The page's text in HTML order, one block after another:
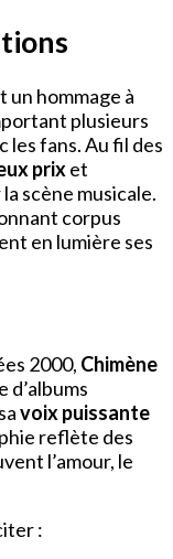
un hommage à
plusieurs
les fans. Au fil des
prixet
scène musicale.
corpus
en lumière ses
2000, Chimène
d’albums
voix puissante
reflète des
l’amour, le
: